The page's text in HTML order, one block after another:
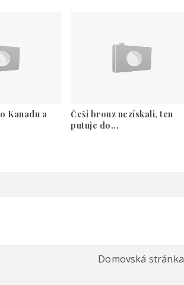
Kanadu a
Češi bronz nezískali, ten
putuje do...
Domovská stránka